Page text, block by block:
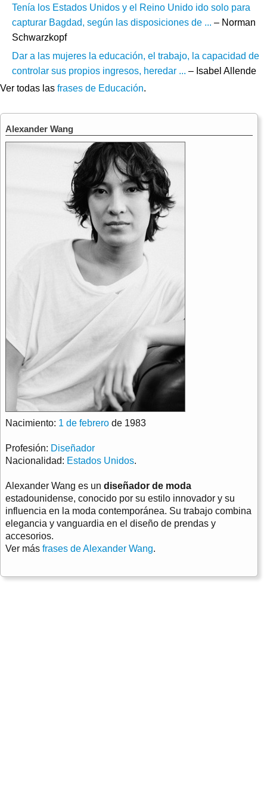
Tenía los Estados Unidos y el Reino Unido ido solo para
capturar Bagdad, según las disposiciones de ... – Norman
Schwarzkopf
Dar a las mujeres la educación, el trabajo, la capacidad de
controlar sus propios ingresos, heredar ... – Isabel Allende
Ver todas las frases de Educación.
Alexander Wang
Nacimiento: 1 de febrero de 1983
Profesión: Diseñador
Nacionalidad: Estados Unidos.
Alexander Wang es un diseñador de moda
estadounidense, conocido por su estilo innovador y su
influencia en la moda contemporánea. Su trabajo combina
elegancia y vanguardia en el diseño de prendas y
accesorios.
Ver más frases de Alexander Wang.